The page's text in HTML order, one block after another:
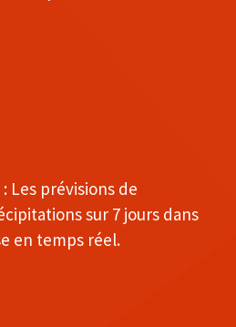
: Les prévisions de
sur 7 jours dans
en temps réel.